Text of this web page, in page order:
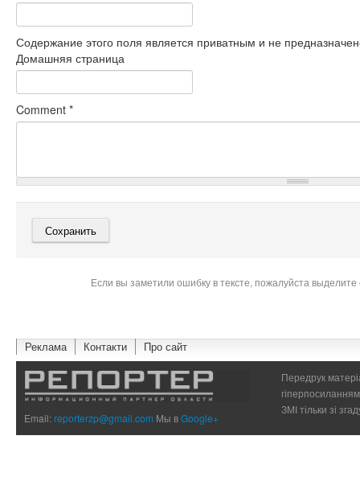
Содержание этого поля является приватным и не
Домашняя страница
Comment *
Если вы заметили ошибку в тексте, пожалуйста
Реклама Контакти Про сайт
Email:reporterzp@gmail.com Мы вGoogle+
Передрук
ЗМІ тільки зі